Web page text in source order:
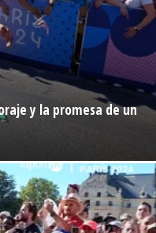
y la promesa de un